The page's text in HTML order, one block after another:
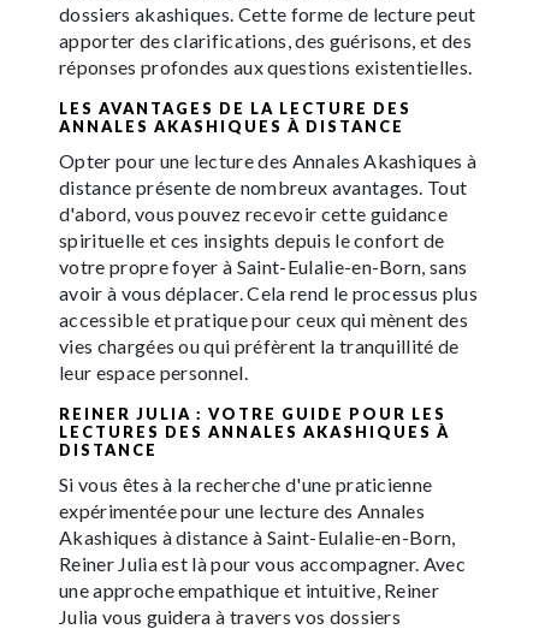
dossiers akashiques. Cette forme de lecture peut
apporter des clarifications, des guérisons, et des
réponses profondes aux questions existentielles.
LES AVANTAGES DE LA LECTURE DES
ANNALES AKASHIQUES À DISTANCE
Opter pour une lecture des Annales Akashiques à
distance présente de nombreux avantages. Tout
d'abord, vous pouvez recevoir cette guidance
spirituelle et ces insights depuis le confort de
votre propre foyer à Saint-Eulalie-en-Born, sans
avoir à vous déplacer. Cela rend le processus plus
accessible et pratique pour ceux qui mènent des
vies chargées ou qui préfèrent la tranquillité de
leur espace personnel.
REINER JULIA : VOTRE GUIDE POUR LES
LECTURES DES ANNALES AKASHIQUES À
DISTANCE
Si vous êtes à la recherche d'une praticienne
expérimentée pour une lecture des Annales
Akashiques à distance à Saint-Eulalie-en-Born,
Reiner Julia est là pour vous accompagner. Avec
une approche empathique et intuitive, Reiner
Julia vous guidera à travers vos dossiers